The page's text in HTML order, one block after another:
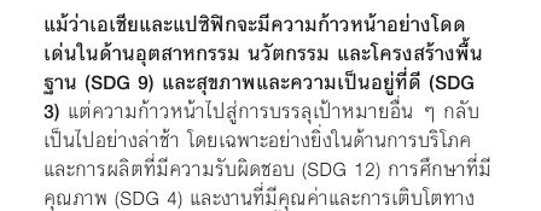
แม้ว่าเอเชียและแปซิฟิกจะมีความก้าวหน้าอย่างโดด
เด่นในด้านอุตสาหกรรม นวัตกรรม และโครงสร้างพื้น
ฐาน (SDG 9) และสุขภาพและความเป็นอยู่ที่ดี (SDG
3) แต่ความก้าวหน้าไปสู่การบรรลุเป้าหมายอื่น ๆ กลับ
เป็นไปอย่างล่าช้า โดยเฉพาะอย่างยิ่งในด้านการบริโภค
และการผลิตที่มีความรับผิดชอบ (SDG 12) การศึกษาที่มี
คุณภาพ (SDG 4) และงานที่มีคุณค่าและการเติบโตทาง